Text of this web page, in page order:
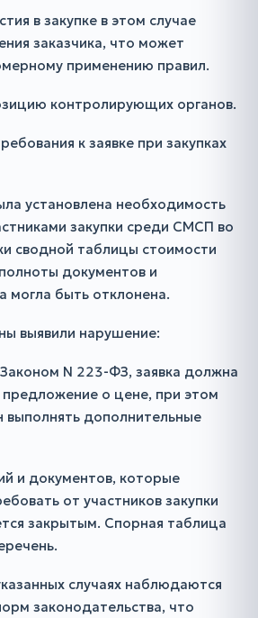
в закупке в этом случае
заказчика, что может
применению правил.
контролирующих органов.
к заявке при закупках
установлена необходимость
закупки среди СМСП во
сводной таблицы стоимости
документов и
могла быть отклонена.
выявили нарушение:
N 223-ФЗ, заявка должна
о цене, при этом
выполнять дополнительные
и документов, которые
от участников закупки
закрытым. Спорная таблица
случаях наблюдаются
законодательства, что